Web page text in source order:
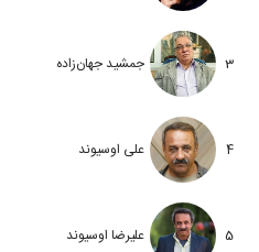
3 جمشید جهان‌زاده
4 علی اوسیوند
5 علیرضا اوسیوند